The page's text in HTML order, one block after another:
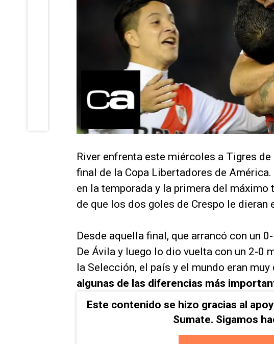
River enfrenta este miércoles a Tigres
final de la Copa Libertadores de
en la temporada y la primera del
de que los dos goles de Crespo le dieran
Desde aquella final, que arrancó con un
De Ávila y luego lo dio vuelta con un 2-0
la Selección, el país y el mundo eran
algunas de las diferencias más
Este contenido se hizo gracias al
Sumate. Sigamos